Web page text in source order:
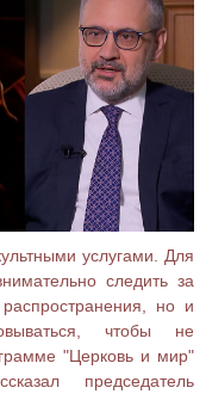
услугами. Для
следить за
но и
чтобы не
"Церковь и мир"
председатель